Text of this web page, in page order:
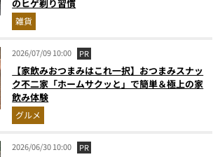
のヒゲ剃り習慣
雑貨
2026/07/09 10:00 PR
【家飲みおつまみはこれ一択】おつまみスナッ
ク不二家「ホームサクッと」で簡単＆極上の家
飲み体験
グルメ
2026/06/30 10:00 PR